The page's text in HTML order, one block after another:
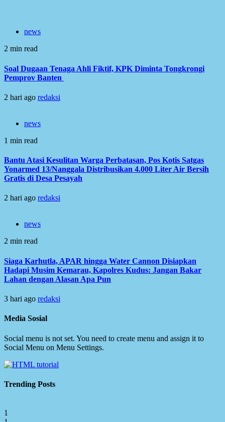
news
2 min read
Soal Dugaan Tenaga Ahli Fiktif, KPK Diminta Tongkrongi
Pemprov Banten
2 hari ago redaksi
news
1 min read
Bantu Atasi Kesulitan Warga Perbatasan, Pos Kotis Satgas
Yonarmed 13/Nanggala Distribusikan 4.000 Liter Air Bersih
Gratis di Desa Pesayah
2 hari ago redaksi
news
2 min read
Siaga Karhutla, APAR hingga Water Cannon Disiapkan
Hadapi Musim Kemarau, Kapolres Kudus: Jangan Bakar
Lahan dengan Alasan Apa Pun
3 hari ago redaksi
Media Sosial
Social menu is not set. You need to create menu and assign it to
Social Menu on Menu Settings.
Trending Posts
1